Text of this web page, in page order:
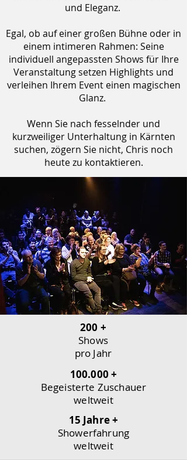
und Eleganz.
Egal, ob auf einer großen Bühne oder in
einem intimeren Rahmen: Seine
individuell angepassten Shows für Ihre
Veranstaltung setzen Highlights und
verleihen Ihrem Event einen magischen
Glanz.
Wenn Sie nach fesselnder und
kurzweiliger Unterhaltung in Kärnten
suchen, zögern Sie nicht, Chris noch
heute zu kontaktieren.
200 +
Shows
pro Jahr
100.000 +
Begeisterte Zuschauer
weltweit
15 Jahre +
Showerfahrung
weltweit